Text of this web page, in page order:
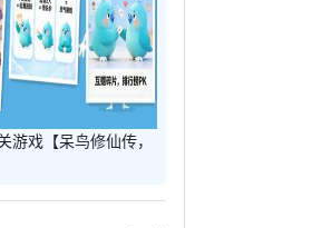
游戏【呆鸟修仙传，